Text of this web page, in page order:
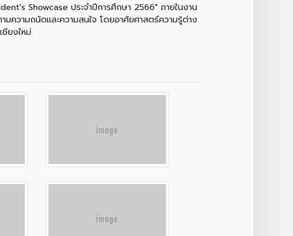
Showcase ประจำปีการศึกษา 2566" ภายในงาน
ความถนัดและความสนใจ โดยอาศัยศาสตร์ความรู้ต่าง
ยงใหม่